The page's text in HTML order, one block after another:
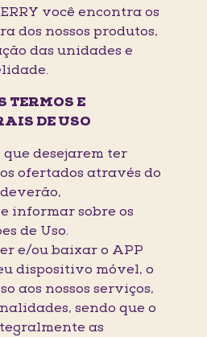
você encontra os
dos nossos produtos,
das unidades e
TERMOS E
DE USO
que desejarem ter
ofertados através do
informar sobre os
de Uso.
e/ou baixar o APP
dispositivo móvel, o
aos nossos serviços,
sendo que o
as